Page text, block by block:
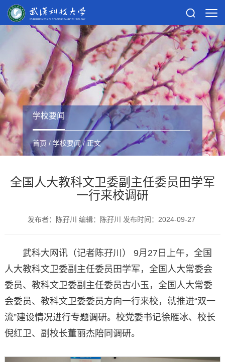
学校要闻
首页 / 学校要闻/ 正文
全国人大教科文卫委副主任委员田学军
一行来校调研
发布者：陈孖川 编辑：陈孖川 发布时间：2024-09-27
武科大网讯（记者陈孖川） 9月27日上午，全国
人大教科文卫委副主任委员田学军，全国人大常委会
委员、教科文卫委副主任委员古小玉，全国人大常委
会委员、教科文卫委委员方向一行来校，就推进“双一
流”建设情况进行专题调研。校党委书记徐雁冰、校长
倪红卫、副校长董丽杰陪同调研。